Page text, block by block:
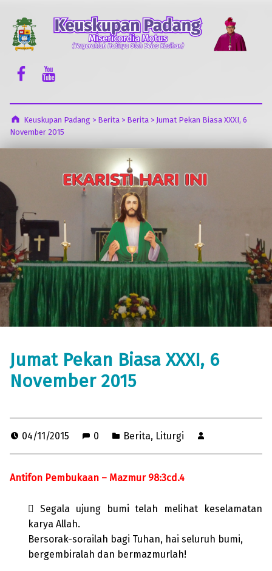
Facebook Komsos
Youtube Komsos
Keuskupan Padang > Berita> Berita> Jumat Pekan Biasa XXXI, 6
November 2015
Jumat Pekan Biasa XXXI, 6
November 2015
04/11/2015 0 Berita, Liturgi
Antifon Pembukaan – Mazmur 98:3cd.4
 Segala ujung bumi telah melihat keselamatan
karya Allah.
Bersorak-sorailah bagi Tuhan, hai seluruh bumi,
bergembiralah dan bermazmurlah!